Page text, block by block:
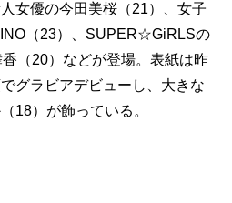
女優の今田美桜（21）、女子
（23）、SUPER☆GiRLSの
（20）などが登場。表紙は昨
グラビアデビューし、大きな
18）が飾っている。